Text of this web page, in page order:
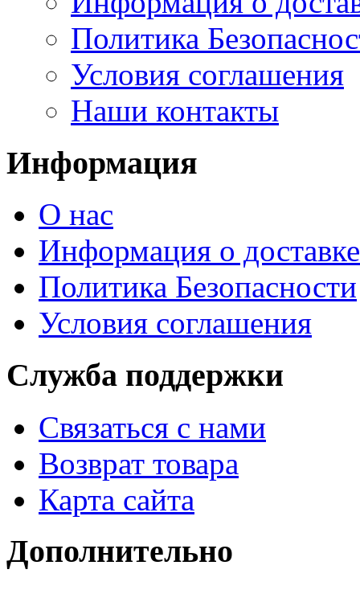
Политика
Условия соглашения
Наши контакты
Информация
О нас
Информация о доставке
Политика Безопасности
Условия соглашения
Служба поддержки
Связаться с нами
Возврат товара
Карта сайта
Дополнительно